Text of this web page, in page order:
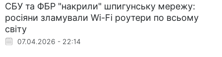
СБУ та ФБР "накрили" шпигунську мережу:
росіяни зламували Wi-Fi роутери по всьому
світу
07.04.2026 - 22:14